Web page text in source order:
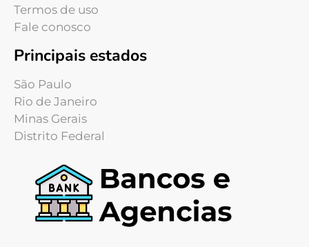
Termos de uso
Fale conosco
Principais estados
São Paulo
Rio de Janeiro
Minas Gerais
Distrito Federal